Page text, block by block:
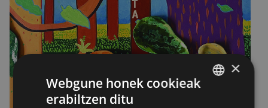
×
Webgune honek cookieak
erabiltzen ditu